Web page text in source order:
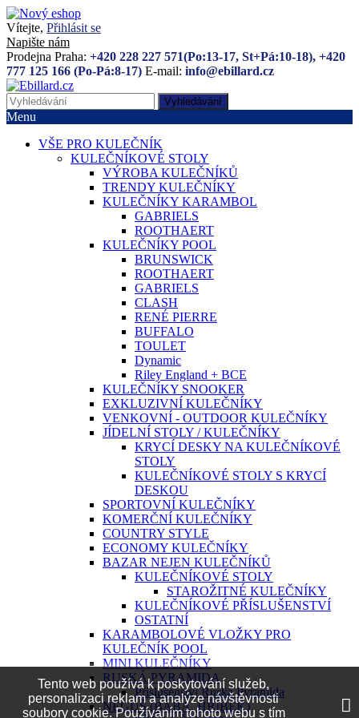
Vítejte, Přihlásit se
Napište nám
Prodejna Praha: +420 228 227 571(Po:13-17, St+Pá:10-18), +420
777 125 166 (Po-Pá:8-17) E-mail: info@ebillard.cz
Vyhledávání
Menu
VŠE PRO KULEČNÍK
KULEČNÍKOVÉ STOLY
VÝROBA KULEČNÍKŮ
TRENDY KULEČNÍKY
KULEČNÍKY KARAMBOL
GABRIELS
ROOTHAERT
KULEČNÍKY POOL
BRUNSWICK
ROOTHAERT
GABRIELS
CLASH
RENÉ PIERRE
BUFFALO
TOULET
Dynamic
Riley England + BCE
KULEČNÍKY SNOOKER
EXKLUZIVNÍ KULEČNÍKY
VENKOVNÍ - OUTDOOR KULEČNÍKY
JÍDELNÍ STOLY / KULEČNÍKY
KRYCÍ DESKY NA KULEČNÍKOVÉ
STOLY
KULEČNÍKOVÉ STOLY S KRYCÍ
DESKOU
SPORTOVNÍ KULEČNÍKY
KOMERČNÍ KULEČNÍKY
COUNTRY STYLE
ECONOMY KULEČNÍKY
BAZAR NEJEN KULEČNÍKŮ
KULEČNÍKOVÉ STOLY
STAROŽITNÉ KULEČNÍKY
KULEČNÍKOVÉ PŘÍSLUŠENSTVÍ
OSTATNÍ
KARAMBOLOVÉ VLOŽKY PRO
KULEČNÍK POOL
MINI KULEČNÍKY
RUSKÁ PYRAMIDA
Příslušenství Ruská Pyramida
NEGUŠ (BÁBA, HŘÍBEK)
Tento web používá k poskytování služeb,
personalizaci reklam a analýze návštěvnosti
soubory cookie. Používáním tohoto webu s tím